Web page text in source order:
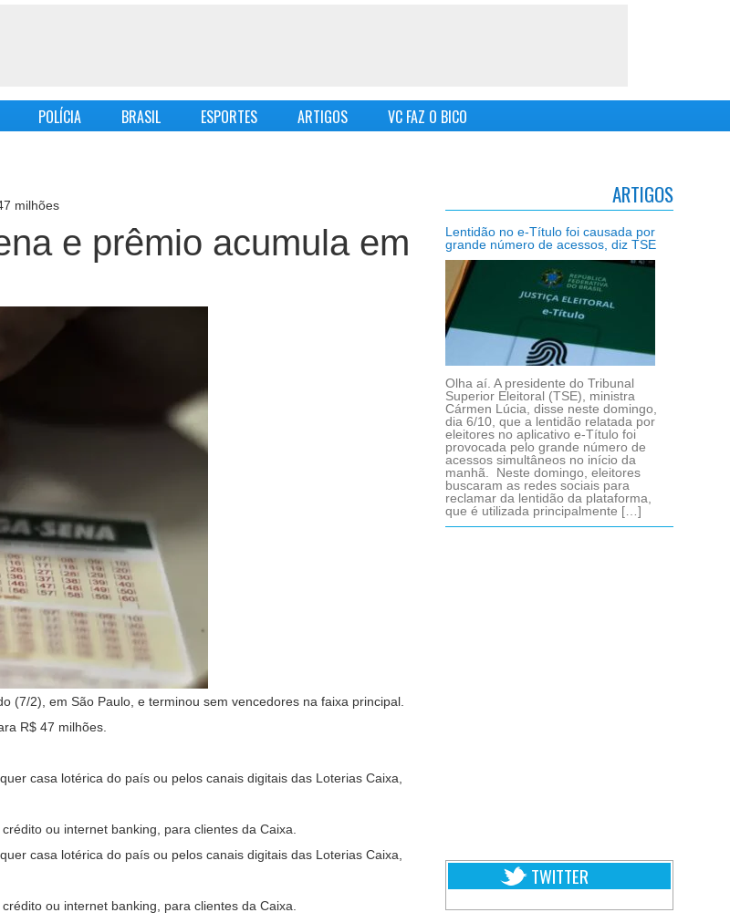
POLÍCIA BRASIL ESPORTES ARTIGOS VC FAZ O BICO
milhões
e prêmio acumula em
(7/2), em São Paulo, e terminou sem vencedores na faixa principal.
R$ 47 milhões.
casa lotérica do país ou pelos canais digitais das Loterias Caixa,
ou internet banking, para clientes da Caixa.
casa lotérica do país ou pelos canais digitais das Loterias Caixa,
ou internet banking, para clientes da Caixa.
ARTIGOS
Lentidão no e-Título foi causada por
grande número de acessos, diz TSE
Olha aí. A presidente do Tribunal
Superior Eleitoral (TSE), ministra
Cármen Lúcia, disse neste domingo,
dia 6/10, que a lentidão relatada por
eleitores no aplicativo e-Título foi
provocada pelo grande número de
acessos simultâneos no início da
manhã. Neste domingo, eleitores
buscaram as redes sociais para
reclamar da lentidão da plataforma,
que é utilizada principalmente […]
TWITTER